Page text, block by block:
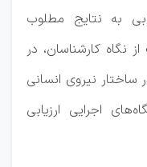
به نتایج مطلوب
نگاه کارشناسان، در
ساختار نیروی انسانی
اجرایی ارزیابی